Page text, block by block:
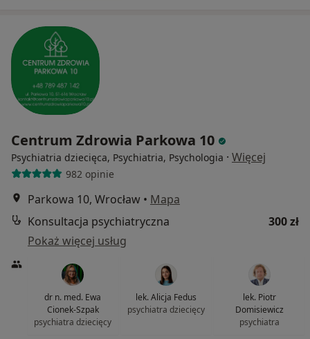
Centrum Zdrowia Parkowa 10
Psychiatria dziecięca, Psychiatria, Psychologia · Więcej
982 opinie
Parkowa 10, Wrocław • Mapa
Konsultacja psychiatryczna
300 zł
Pokaż więcej usług
dr n. med. Ewa
Cionek-Szpak
psychiatra dziecięcy
lek. Alicja Fedus
psychiatra dziecięcy
lek. Piotr
Domisiewicz
psychiatra